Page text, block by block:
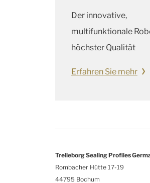
Der innovative,
multifunktionale
höchster Qualität
Erfahren Sie mehr
Trelleborg Sealing Profiles
Rombacher Hütte 17-19
44795 Bochum